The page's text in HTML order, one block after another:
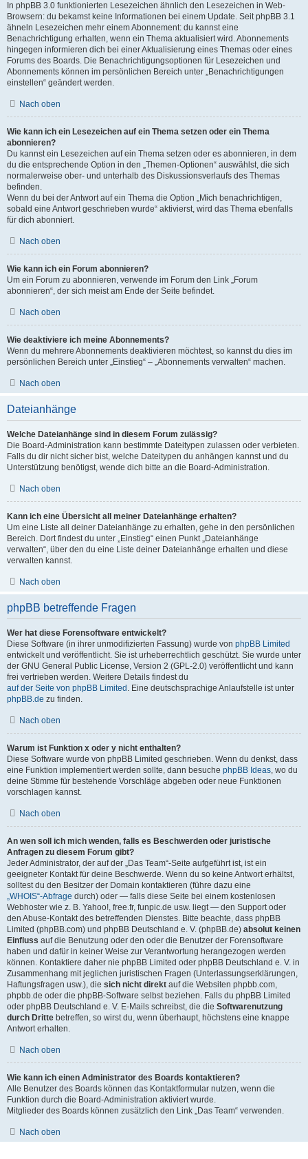
In phpBB 3.0 funktionierten Lesezeichen ähnlich den Lesezeichen in Web-
Browsern: du bekamst keine Informationen bei einem Update. Seit phpBB 3.1
ähneln Lesezeichen mehr einem Abonnement: du kannst eine
Benachrichtigung erhalten, wenn ein Thema aktualisiert wird. Abonnements
hingegen informieren dich bei einer Aktualisierung eines Themas oder eines
Forums des Boards. Die Benachrichtigungsoptionen für Lesezeichen und
Abonnements können im persönlichen Bereich unter „Benachrichtigungen
einstellen“ geändert werden.
Nach oben
Wie kann ich ein Lesezeichen auf ein Thema setzen oder ein Thema
abonnieren?
Du kannst ein Lesezeichen auf ein Thema setzen oder es abonnieren, in dem
du die entsprechende Option in den „Themen-Optionen“ auswählst, die sich
normalerweise ober- und unterhalb des Diskussionsverlaufs des Themas
befinden.
Wenn du bei der Antwort auf ein Thema die Option „Mich benachrichtigen,
sobald eine Antwort geschrieben wurde“ aktivierst, wird das Thema ebenfalls
für dich abonniert.
Nach oben
Wie kann ich ein Forum abonnieren?
Um ein Forum zu abonnieren, verwende im Forum den Link „Forum
abonnieren“, der sich meist am Ende der Seite befindet.
Nach oben
Wie deaktiviere ich meine Abonnements?
Wenn du mehrere Abonnements deaktivieren möchtest, so kannst du dies im
persönlichen Bereich unter „Einstieg“ – „Abonnements verwalten“ machen.
Nach oben
Dateianhänge
Welche Dateianhänge sind in diesem Forum zulässig?
Die Board-Administration kann bestimmte Dateitypen zulassen oder verbieten.
Falls du dir nicht sicher bist, welche Dateitypen du anhängen kannst und du
Unterstützung benötigst, wende dich bitte an die Board-Administration.
Nach oben
Kann ich eine Übersicht all meiner Dateianhänge erhalten?
Um eine Liste all deiner Dateianhänge zu erhalten, gehe in den persönlichen
Bereich. Dort findest du unter „Einstieg“ einen Punkt „Dateianhänge
verwalten“, über den du eine Liste deiner Dateianhänge erhalten und diese
verwalten kannst.
Nach oben
phpBB betreffende Fragen
Wer hat diese Forensoftware entwickelt?
Diese Software (in ihrer unmodifizierten Fassung) wurde von phpBB Limited
entwickelt und veröffentlicht. Sie ist urheberrechtlich geschützt. Sie wurde unter
der GNU General Public License, Version 2 (GPL-2.0) veröffentlicht und kann
frei vertrieben werden. Weitere Details findest du
auf der Seite von phpBB Limited . Eine deutschsprachige Anlaufstelle ist unter
phpBB.de zu finden.
Nach oben
Warum ist Funktion x oder y nicht enthalten?
Diese Software wurde von phpBB Limited geschrieben. Wenn du denkst, dass
eine Funktion implementiert werden sollte, dann besuche phpBB Ideas, wo du
deine Stimme für bestehende Vorschläge abgeben oder neue Funktionen
vorschlagen kannst.
Nach oben
An wen soll ich mich wenden, falls es Beschwerden oder juristische
Anfragen zu diesem Forum gibt?
Jeder Administrator, der auf der „Das Team“-Seite aufgeführt ist, ist ein
geeigneter Kontakt für deine Beschwerde. Wenn du so keine Antwort erhältst,
solltest du den Besitzer der Domain kontaktieren (führe dazu eine
„WHOIS“-Abfrage durch) oder — falls diese Seite bei einem kostenlosen
Webhoster wie z. B. Yahoo!, free.fr, funpic.de usw. liegt — den Support oder
den Abuse-Kontakt des betreffenden Dienstes. Bitte beachte, dass phpBB
Limited (phpBB.com) und phpBB Deutschland e. V. (phpBB.de) absolut keinen
Einfluss auf die Benutzung oder den oder die Benutzer der Forensoftware
haben und dafür in keiner Weise zur Verantwortung herangezogen werden
können. Kontaktiere daher nie phpBB Limited oder phpBB Deutschland e. V. in
Zusammenhang mit jeglichen juristischen Fragen (Unterlassungserklärungen,
Haftungsfragen usw.), die sich nicht direkt auf die Websiten phpbb.com,
phpbb.de oder die phpBB-Software selbst beziehen. Falls du phpBB Limited
oder phpBB Deutschland e. V. E-Mails schreibst, die die Softwarenutzung
durch Dritte betreffen, so wirst du, wenn überhaupt, höchstens eine knappe
Antwort erhalten.
Nach oben
Wie kann ich einen Administrator des Boards kontaktieren?
Alle Benutzer des Boards können das Kontaktformular nutzen, wenn die
Funktion durch die Board-Administration aktiviert wurde.
Mitglieder des Boards können zusätzlich den Link „Das Team“ verwenden.
Nach oben